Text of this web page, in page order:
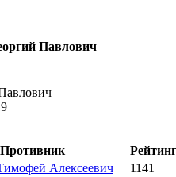
Павлович
Противник
Рейтинг
Алексеевич
1141